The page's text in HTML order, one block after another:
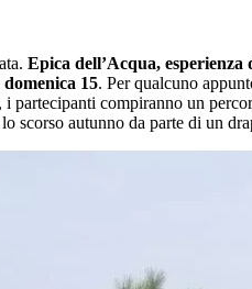
Epica dell’Acqua,
15. Per qualcuno
compiranno un
autunno da parte di un